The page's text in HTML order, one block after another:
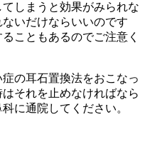
しまうと効果がみられな
いだけならいいのです
こともあるのでご注意く
の耳石置換法をおこなっ
それを止めなければなら
に通院してください。